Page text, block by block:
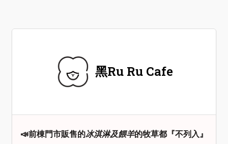
黑Ru Ru Cafe
📣前棟門市販售的冰淇淋及餵羊的牧草都『不列入』